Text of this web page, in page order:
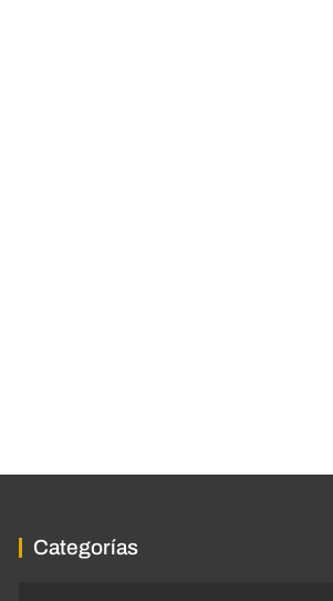
Categorías